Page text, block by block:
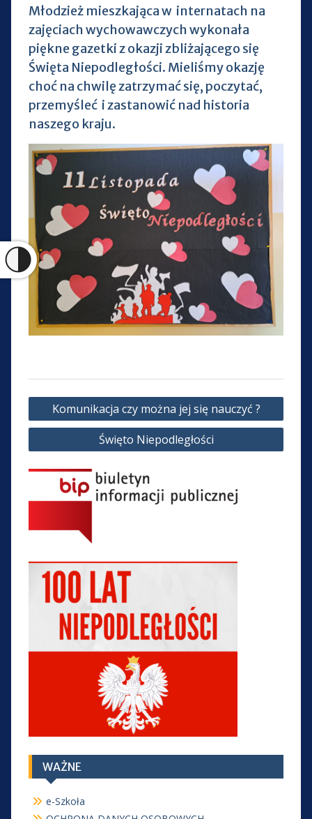
Młodzież mieszkająca w internatach na
zajęciach wychowawczych wykonała
piękne gazetki z okazji zbliżającego się
Święta Niepodległości. Mieliśmy okazję
choć na chwilę zatrzymać się, poczytać,
przemyśleć i zastanowić nad historia
naszego kraju.
Nawigacja
wpisu
Komunikacja czy można jej się nauczyć ?
Święto Niepodległości
WAŻNE
e-Szkoła